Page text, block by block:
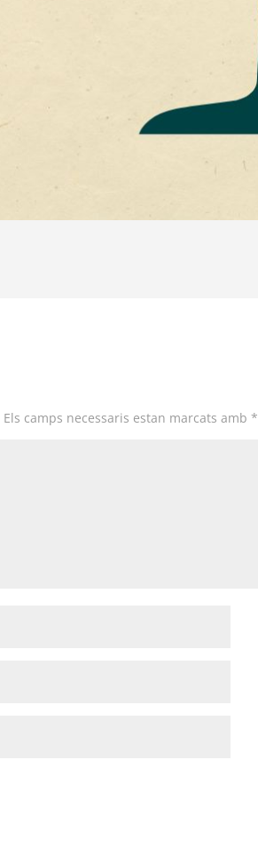
Els camps necessaris estan marcats amb*